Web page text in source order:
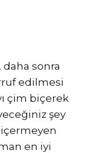
sonra
edilmesi
çim biçerek
şey
en iyi